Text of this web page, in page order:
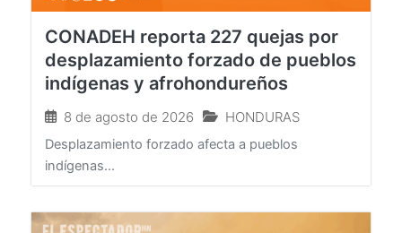
CONADEH reporta 227 quejas por
desplazamiento forzado de pueblos
indígenas y afrohondureños
8 de agosto de 2026
indígenas...